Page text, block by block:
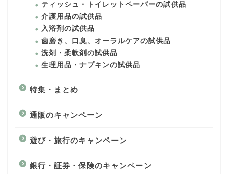
ティッシュ・トイレットペーパーの試供品
介護用品の試供品
入浴剤の試供品
歯磨き、口臭、オーラルケアの試供品
洗剤・柔軟剤の試供品
生理用品・ナプキンの試供品
特集・まとめ
通販のキャンペーン
遊び・旅行のキャンペーン
銀行・証券・保険のキャンペーン